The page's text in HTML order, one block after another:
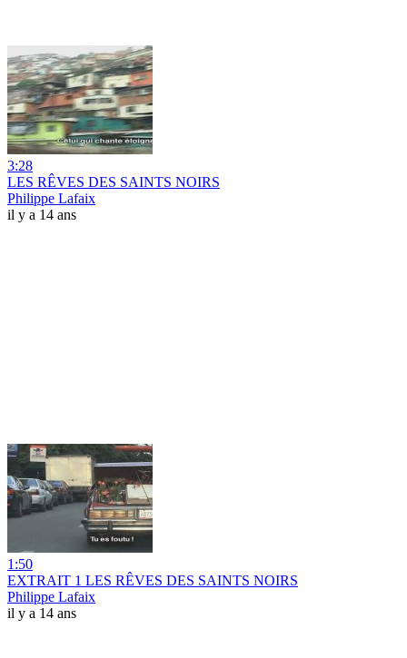
3:28
LES RÊVES DES SAINTS NOIRS
Philippe Lafaix
il y a 14 ans
1:50
EXTRAIT 1 LES RÊVES DES SAINTS NOIRS
Philippe Lafaix
il y a 14 ans